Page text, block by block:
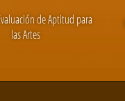
de Aptitud para
las Artes